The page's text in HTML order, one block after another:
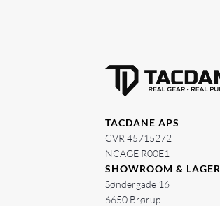
TACDANE APS
CVR 45715272
NCAGE R00E1
SHOWROOM & LAGER
Søndergade 16
6650 Brørup